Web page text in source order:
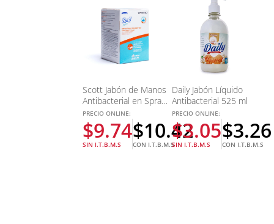
Scott Jabón de Manos
Antibacterial en Spray
400 ml
PRECIO ONLINE:
$9.74
SIN I.T.B.M.S
$10.42
CON I.T.B.M.S
Daily Jabón Lí­quido
Antibacterial 525 ml
PRECIO ONLINE:
$3.05
SIN I.T.B.M.S
$3.26
CON I.T.B.M.S